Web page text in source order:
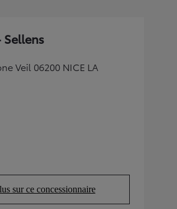
Sellens
Veil 06200 NICE LA
tab)
tab)
sur ce concessionnaire
(Opens in new tab)